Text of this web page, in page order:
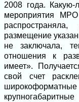
2008 года.
мероприятия
размещение
не заключала,
отношения к
имеет».
свой счет